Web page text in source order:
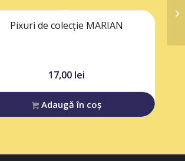
Pixuri de colecție MARIAN
17,00 lei
Adaugă în coș